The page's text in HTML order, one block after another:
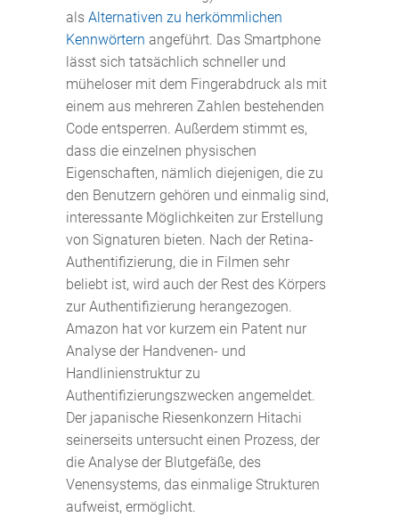
als Alternativen zu herkömmlichen
Kennwörtern angeführt. Das Smartphone
lässt sich tatsächlich schneller und
müheloser mit dem Fingerabdruck als mit
einem aus mehreren Zahlen bestehenden
Code entsperren. Außerdem stimmt es,
dass die einzelnen physischen
Eigenschaften, nämlich diejenigen, die zu
den Benutzern gehören und einmalig sind,
interessante Möglichkeiten zur Erstellung
von Signaturen bieten. Nach der Retina-
Authentifizierung, die in Filmen sehr
beliebt ist, wird auch der Rest des Körpers
zur Authentifizierung herangezogen.
Amazon hat vor kurzem ein Patent nur
Analyse der Handvenen- und
Handlinienstruktur zu
Authentifizierungszwecken angemeldet.
Der japanische Riesenkonzern Hitachi
seinerseits untersucht einen Prozess, der
die Analyse der Blutgefäße, des
Venensystems, das einmalige Strukturen
aufweist, ermöglicht.